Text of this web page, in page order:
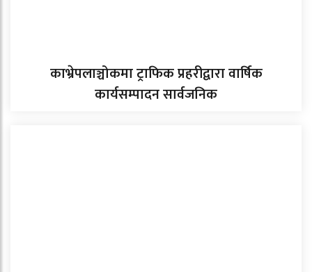
काभ्रेपलाञ्चोकमा ट्राफिक प्रहरीद्वारा वार्षिक
कार्यसम्पादन सार्वजनिक